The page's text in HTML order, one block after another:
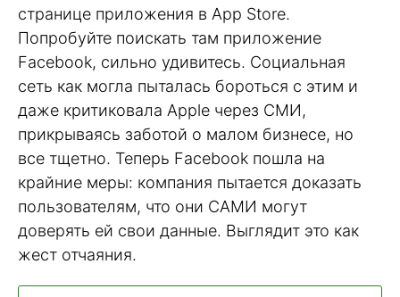
странице приложения в App Store.
Попробуйте поискать там приложение
Facebook, сильно удивитесь. Социальная
сеть как могла пыталась бороться с этим и
даже критиковала Apple через СМИ,
прикрываясь заботой о малом бизнесе, но
все тщетно. Теперь Facebook пошла на
крайние меры: компания пытается доказать
пользователям, что они САМИ могут
доверять ей свои данные. Выглядит это как
жест отчаяния.